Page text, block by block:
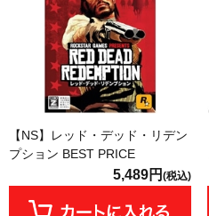
【NS】レッド・デッド・リデン
プション BEST PRICE
5,489円 (税込)